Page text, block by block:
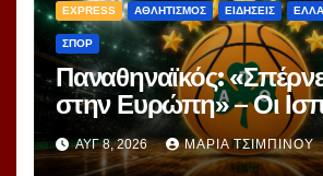
EXPRESS ΑΘΛΗΤΙΣΜΟΣ ΕΙΔΗΣΕΙΣ
ΣΠΟΡ
Παναθηναϊκός:
στην Ευρώπη» – Οι
βλέπουν μια πράσινη
υπερομάδα!
ΑΥΓ 8, 2026 ΜΑΡΊΑ ΤΣΙΜΠΙΝΟΎ